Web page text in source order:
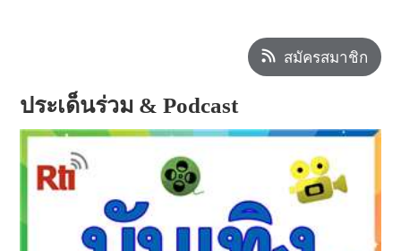
สมัครสมาชิก
ประเด็นร่วม & Podcast